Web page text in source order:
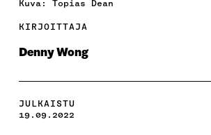
Kuva: Topias Dean
KIRJOITTAJA
Denny Wong
JULKAISTU
19.09.2022